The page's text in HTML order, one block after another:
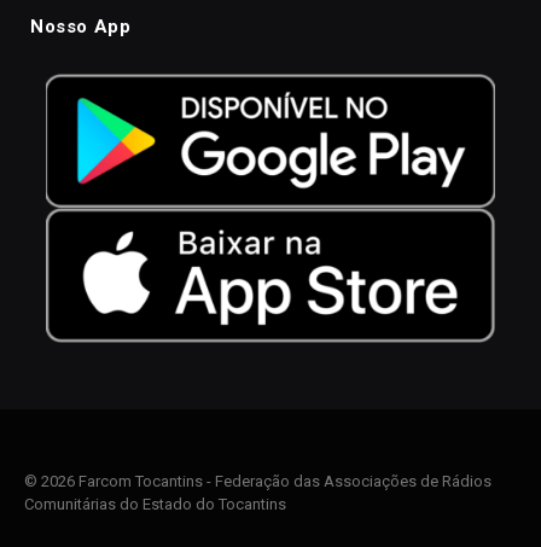
Nosso App
© 2026 Farcom Tocantins - Federação das Associações de Rádios
Comunitárias do Estado do Tocantins